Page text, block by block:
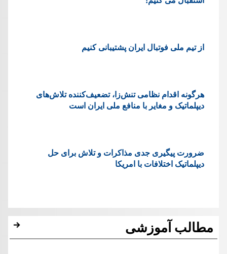
از تیم ملی فوتبال ایران پشتیبانی کنیم
هرگونه اقدام نظامی تنش‌زا، تضعیف‌کننده تلاش‌های
دیپلماتیک و مغایر با منافع ملی ایران است
ضرورت پیگیری جدی مذاکرات و تلاش برای حل
دیپلماتیک اختلافات با امریکا
مطالب آموزشی